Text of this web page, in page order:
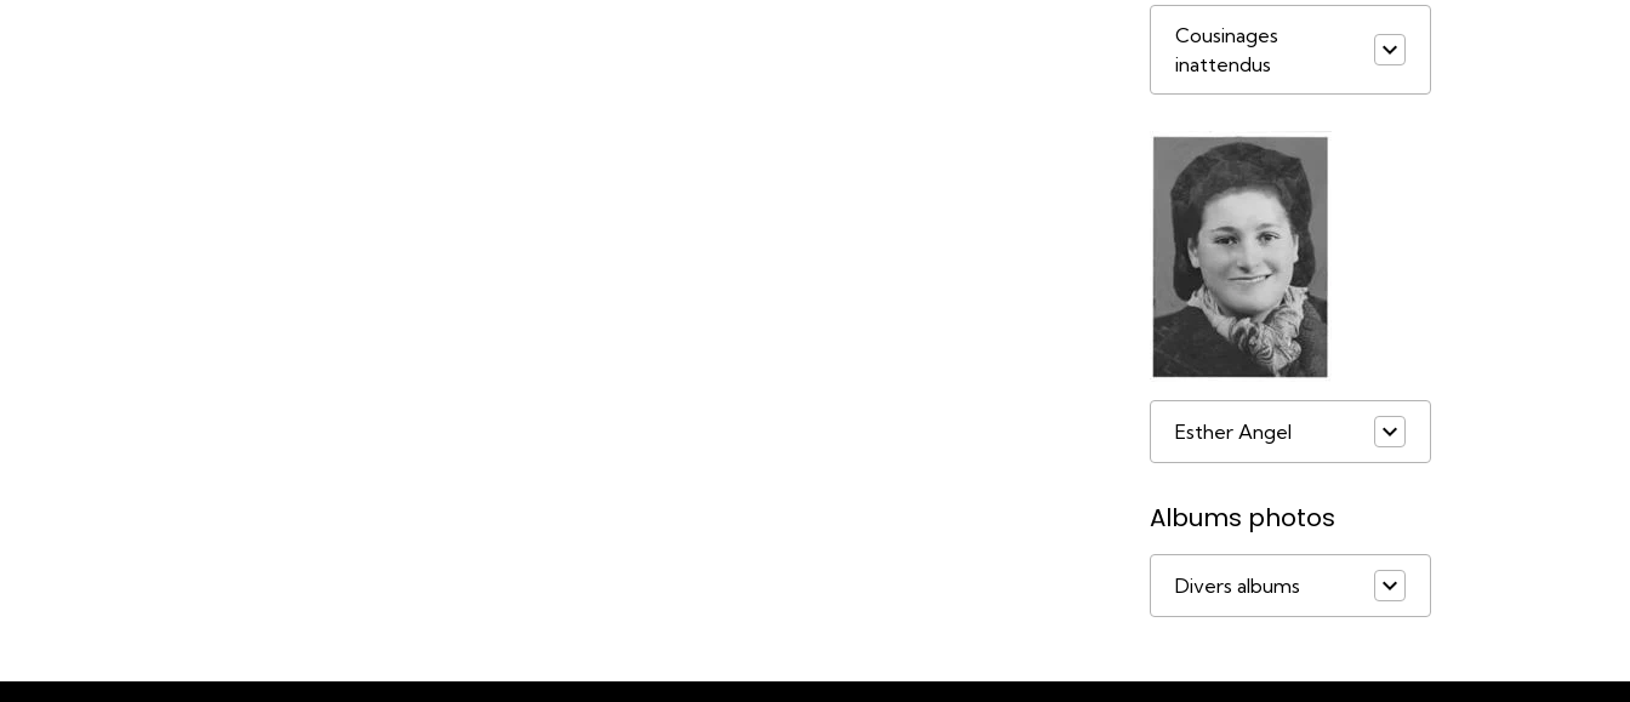
Cousinages
inattendus
Esther Angel
Albums photos
Divers albums